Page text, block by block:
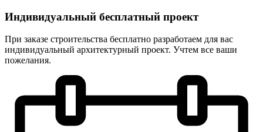
Индивидуальный бесплатный проект
При заказе строительства бесплатно разработаем для вас
индивидуальный архитектурный проект. Учтем все ваши
пожелания.